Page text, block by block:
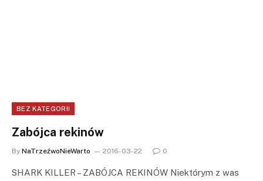
BEZ KATEGORII
Zabójca rekinów
By NaTrzeźwoNieWarto 2016-03-22 0
SHARK KILLER – ZABÓJCA REKINÓW Niektórym z was